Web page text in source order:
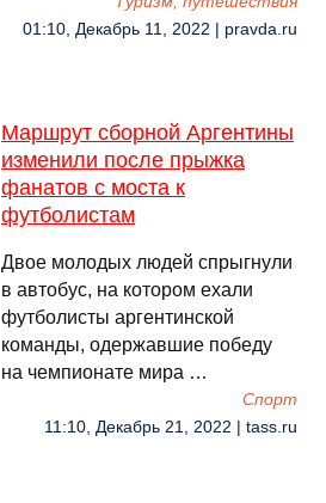
01:10, Декабрь 11, 2022 | pravda.ru
Маршрут сборной Аргентины
изменили после прыжка
фанатов с моста к
футболистам
Двое молодых людей спрыгнули
в автобус, на котором ехали
футболисты аргентинской
команды, одержавшие победу
на чемпионате мира …
Спорт
11:10, Декабрь 21, 2022 | tass.ru